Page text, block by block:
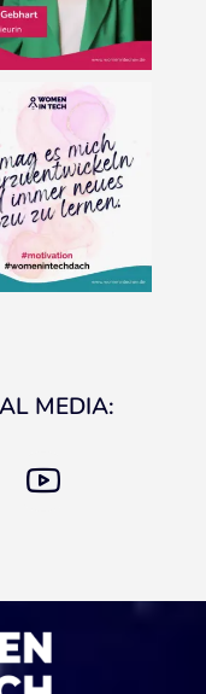
MEDIA: